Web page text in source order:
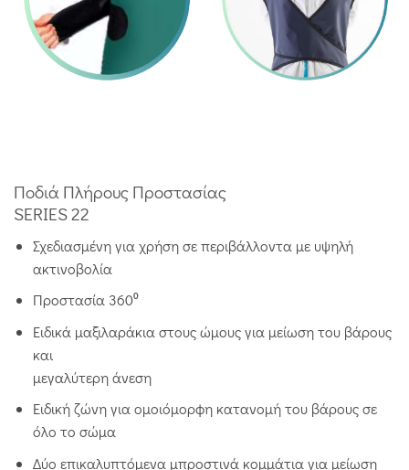
Ποδιά Πλήρους Προστασίας
SERIES 22
Σχεδιασμένη για χρήση σε περιβάλλοντα με υψηλή
ακτινοβολία
Προστασία 360⁰
Ειδικά μαξιλαράκια στους ώμους για μείωση του βάρους
και
μεγαλύτερη άνεση
Ειδική ζώνη για ομοιόμορφη κατανομή του βάρους σε
όλο το σώμα
Δύο επικαλυπτόμενα μπροστινά κομμάτια για μείωση